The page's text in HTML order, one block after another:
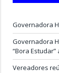
Governadora
Governadora
“Bora
Vereadores